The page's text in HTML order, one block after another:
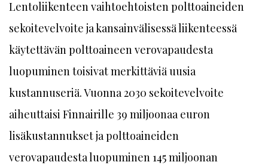
Lentoliikenteen vaihtoehtoisten polttoaineiden
sekoitevelvoite ja kansainvälisessä liikenteessä
käytettävän polttoaineen verovapaudesta
luopuminen toisivat merkittäviä uusia
kustannuseriä. Vuonna 2030 sekoitevelvoite
aiheuttaisi Finnairille 39 miljoonaa euron
lisäkustannukset ja polttoaineiden
verovapaudesta luopuminen 145 miljoonan